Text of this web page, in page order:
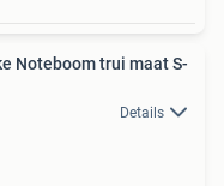
Noteboom trui maat S-
Details